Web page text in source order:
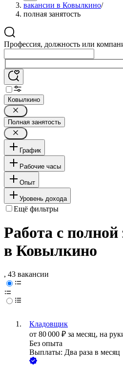
вакансии в Ковылкино/
полная занятость
Профессия, должность или
Ковылкино
Полная занятость
График
Рабочие часы
Опыт
Уровень дохода
Ещё фильтры
Работа с
в Ковылкино
, 43 вакансии
Кладовщик
от 80 000 ₽ за месяц, на
Без опыта
Выплаты: Два раза в месяц